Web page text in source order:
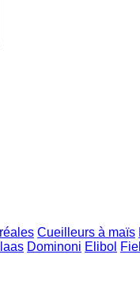
Cueilleurs à maïs
Dominoni Elibol